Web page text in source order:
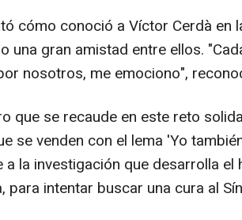
cómo conoció a Víctor Cerdà en
una gran amistad entre ellos.
nosotros, me emociono",
que se recaude en este reto
se venden con el lema 'Yo
a la investigación que desarrolla el
para intentar buscar una cura al